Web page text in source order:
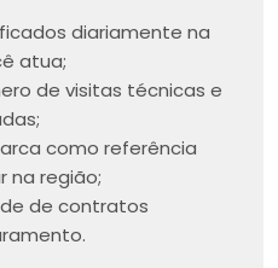
diariamente na
atua;
de visitas técnicas e
como referência
na região;
de contratos